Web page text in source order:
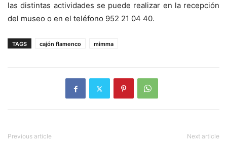
las distintas actividades se puede realizar en la recepción
del museo o en el teléfono 952 21 04 40.
TAGS cajón flamenco mimma
Previous article Next article